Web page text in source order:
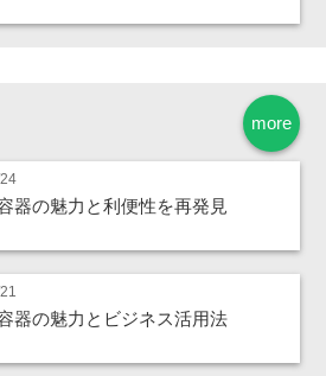
more
器の魅力と利便性を再発見
器の魅力とビジネス活用法